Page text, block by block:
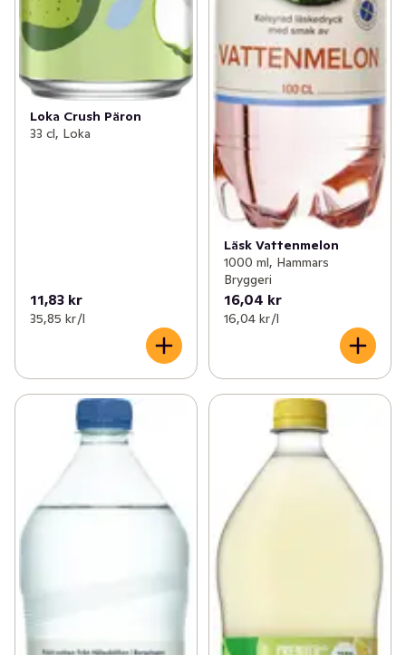
Loka Crush Päron
33 cl, Loka
11,83 kr
35,85 kr /l
Läsk Vattenmelon
1000 ml, Hammars
Bryggeri
16,04 kr
16,04 kr /l